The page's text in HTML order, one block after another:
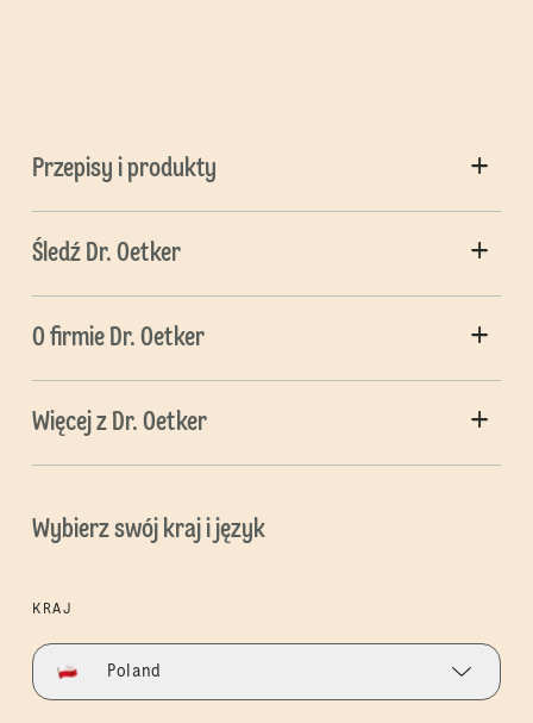
Przepisy i produkty
Śledź Dr. Oetker
O firmie Dr. Oetker
Więcej z Dr. Oetker
Wybierz swój kraj i język
KRAJ
Poland